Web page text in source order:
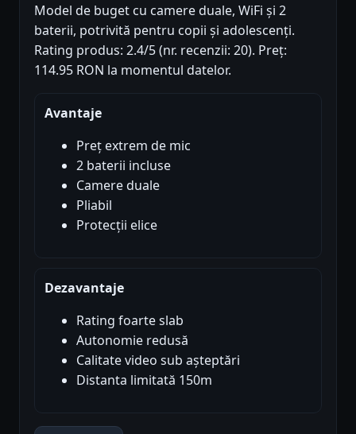
Model de buget cu camere duale, WiFi și 2
baterii, potrivită pentru copii și adolescenți.
Rating produs: 2.4/5 (nr. recenzii: 20). Preț:
114.95 RON la momentul datelor.
Avantaje
Preț extrem de mic
2 baterii incluse
Camere duale
Pliabil
Protecții elice
Dezavantaje
Rating foarte slab
Autonomie redusă
Calitate video sub așteptări
Distanta limitată 150m